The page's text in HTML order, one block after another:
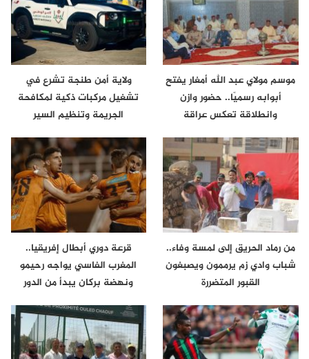
موسم مولاي عبد الله أمغار يفتح
أبوابه رسميًا.. حضور وازن
وانطلاقة تعكس عراقة
ولاية أمن طنجة تشرع في
تشغيل مركبات ذكية لمكافحة
الجريمة وتنظيم السير
من رماد الحريق إلى لمسة وفاء..
شباب وادي زم يرممون ويصبغون
القبور المتضررة
قرعة دوري أبطال إفريقيا..
المغرب الفاسي يواجه رحيمو
ونهضة بركان يبدأ من الدور